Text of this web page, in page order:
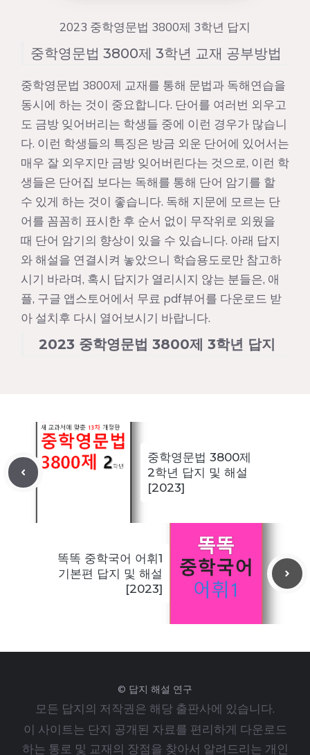
2023 중학영문법 3800제 3학년 답지
중학영문법 3800제 3학년 교재 공부방법
중학영문법 3800제 교재를 통해 문법과 독해연습을
동시에 하는 것이 중요합니다. 단어를 여러번 외우고
도 금방 잊어버리는 학생들 중에 이런 경우가 많습니
다. 이런 학생들의 특징은 방금 외운 단어에 있어서는
매우 잘 외우지만 금방 잊어버린다는 것으로, 이런 학
생들은 단어집 보다는 독해를 통해 단어 암기를 할
수 있게 하는 것이 좋습니다. 독해 지문에 모르는 단
어를 꼼꼼히 표시한 후 순서 없이 무작위로 외웠을
때 단어 암기의 향상이 있을 수 있습니다. 아래 답지
와 해설을 연결시켜 놓았으니 학습용도로만 참고하
시기 바라며, 혹시 답지가 열리시지 않는 분들은, 애
플, 구글 앱스토어에서 무료 pdf뷰어를 다운로드 받
아 설치후 다시 열어보시기 바랍니다.
2023 중학영문법 3800제 3학년 답지
중학영문법 3800제
2학년 답지 및 해설
[2023]
똑똑 중학국어 어휘1
기본편 답지 및 해설
[2023]
© 답지 해설 연구
모든 답지의 저작권은 해당 출판사에 있습니다.
이 사이트는 단지 공개된 자료를 편리하게 다운로드
하는 통로 및 교재의 장점을 찾아서 알려드리는 개인